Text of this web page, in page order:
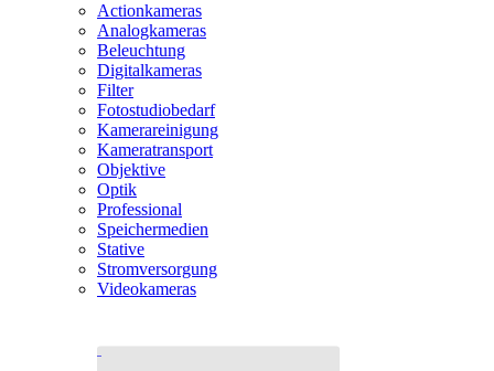
Actionkameras
Analogkameras
Beleuchtung
Digitalkameras
Filter
Fotostudiobedarf
Kamerareinigung
Kameratransport
Objektive
Optik
Professional
Speichermedien
Stative
Stromversorgung
Videokameras